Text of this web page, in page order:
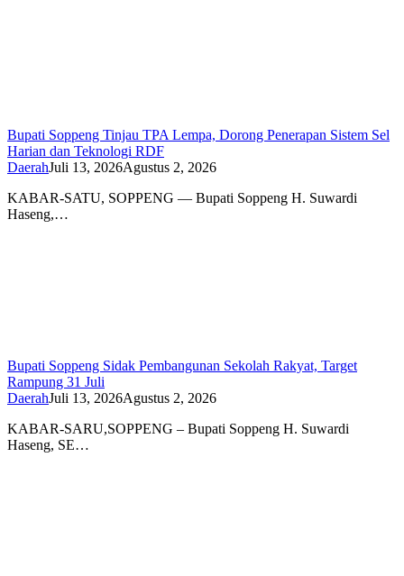
Bupati Soppeng Tinjau TPA Lempa, Dorong Penerapan Sistem Sel
Harian dan Teknologi RDF
DaerahJuli 13, 2026Agustus 2, 2026
KABAR-SATU, SOPPENG — Bupati Soppeng H. Suwardi
Haseng,…
Bupati Soppeng Sidak Pembangunan Sekolah Rakyat, Target
Rampung 31 Juli
DaerahJuli 13, 2026Agustus 2, 2026
KABAR-SARU,SOPPENG – Bupati Soppeng H. Suwardi
Haseng, SE…